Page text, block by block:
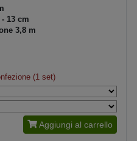
13 cm
3,8 m
(1 set)
Aggiungi al carrello